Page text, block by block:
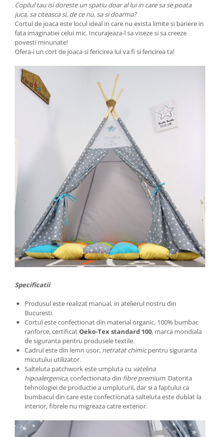
Copilul tau isi doreste un spatiu doar al lui in care sa se poata
juca, sa citeasca si, de ce nu, sa si doarma?
Cortul de joaca este locul ideal in care nu exista limite si bariere in
fata imaginatiei celui mic. Incurajeaza-l sa viseze si sa creeze
povesti minunate!
Ofera-i un cort de joaca si fericirea lui va fi si fericirea ta!
Specificatii
Produsul este realizat manual, in atelierul nostru din
Bucuresti.
Cortul este confectionat din material organic, 100% bumbac
ranforce,certificatOeko-Tex standard 100, marca mondiala
de siguranta pentru produsele textile.
Cadrul este din lemn usor, netratat chimicpentru siguranta
micutului utilizator.
Salteluta patchwork este umpluta cu vatelina
hipoalergenica,confectionata din fibre premium. Datorita
tehnologiei de productie a umpluturii, dar si a faptului ca
bumbacul din care este confectionata salteluta este dublat la
interior, fibrele nu migreaza catre exterior.